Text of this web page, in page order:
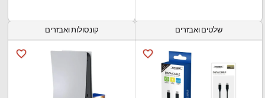
שלטים ואבזרים
favorite_border
קונסולות ואבזרים
favorite_border